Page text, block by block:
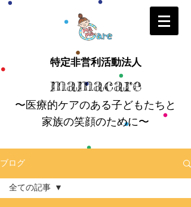
特定非営利活動法人
mamacare
〜医療的ケアのある子どもたちと
家族の笑顔のために〜
ブログ
全ての記事